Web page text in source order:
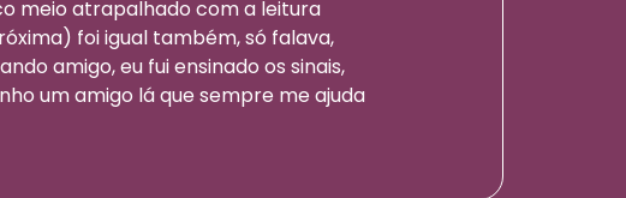
meio atrapalhado com a leitura
foi igual também, só falava,
amigo, eu fui ensinado os sinais,
um amigo lá que sempre me ajuda